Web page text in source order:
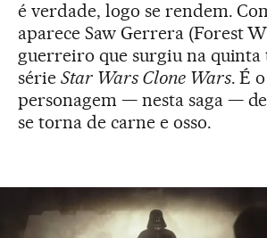
é verdade, logo se rendem.
aparece Saw Gerrera (Forest
guerreiro que surgiu na
série Star Wars Clone Wars. É
personagem — nesta saga —
se torna de carne e osso.